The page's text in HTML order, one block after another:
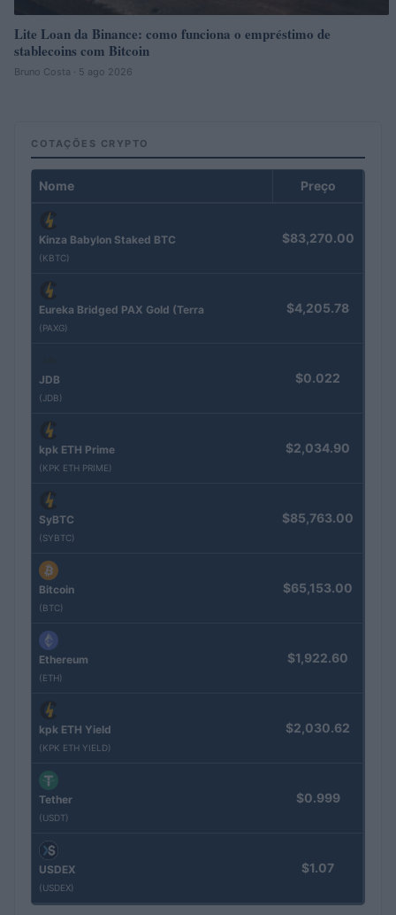
Lite Loan da Binance: como funciona o empréstimo de
stablecoins com Bitcoin
Bruno Costa · 5 ago 2026
COTAÇÕES CRYPTO
Nome Preço
Kinza Babylon Staked BTC
(KBTC)
$83,270.00
Eureka Bridged PAX Gold (Terra
(PAXG)
$4,205.78
JDB
(JDB)
$0.022
kpk ETH Prime
(KPK ETH PRIME)
$2,034.90
SyBTC
(SYBTC)
$85,763.00
Bitcoin
(BTC)
$65,153.00
Ethereum
(ETH)
$1,922.60
kpk ETH Yield
(KPK ETH YIELD)
$2,030.62
Tether
(USDT)
$0.999
USDEX
(USDEX)
$1.07